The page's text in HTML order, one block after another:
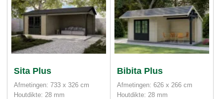
Sita Plus
Afmetingen: 733 x 326 cm
Houtdikte: 28 mm
Bibita Plus
Afmetingen: 626 x 266 cm
Houtdikte: 28 mm